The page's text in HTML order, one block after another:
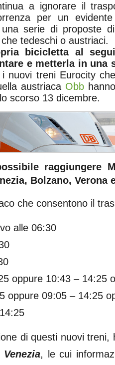
a ignorare il
per un
serie di proposte
tedeschi o austriaci.
bicicletta al
e metterla in una
nuovi treni Eurocity
austriaca Obb
scorso 13 dicembre.
raggiungere
Bolzano, Verona
che consentono il
alle 06:30
oppure 10:43 – 14:25
oppure 09:05 – 14:25
di questi nuovi
, le cui